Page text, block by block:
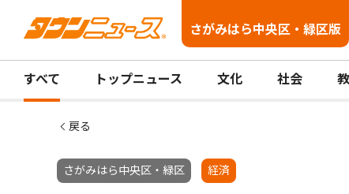
さがみはら中央区・緑区版
すべて トップニュース 文化 社会
戻る
さがみはら中央区・緑区 経済